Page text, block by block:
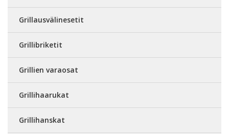
Grillausvälinesetit
Grillibriketit
Grillien varaosat
Grillihaarukat
Grillihanskat